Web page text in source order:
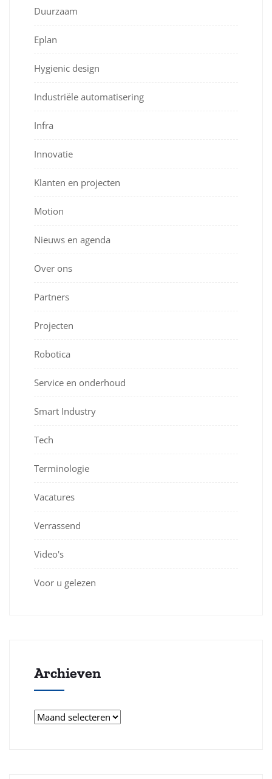
Duurzaam
Eplan
Hygienic design
Industriële automatisering
Infra
Innovatie
Klanten en projecten
Motion
Nieuws en agenda
Over ons
Partners
Projecten
Robotica
Service en onderhoud
Smart Industry
Tech
Terminologie
Vacatures
Verrassend
Video's
Voor u gelezen
Archieven
Archieven